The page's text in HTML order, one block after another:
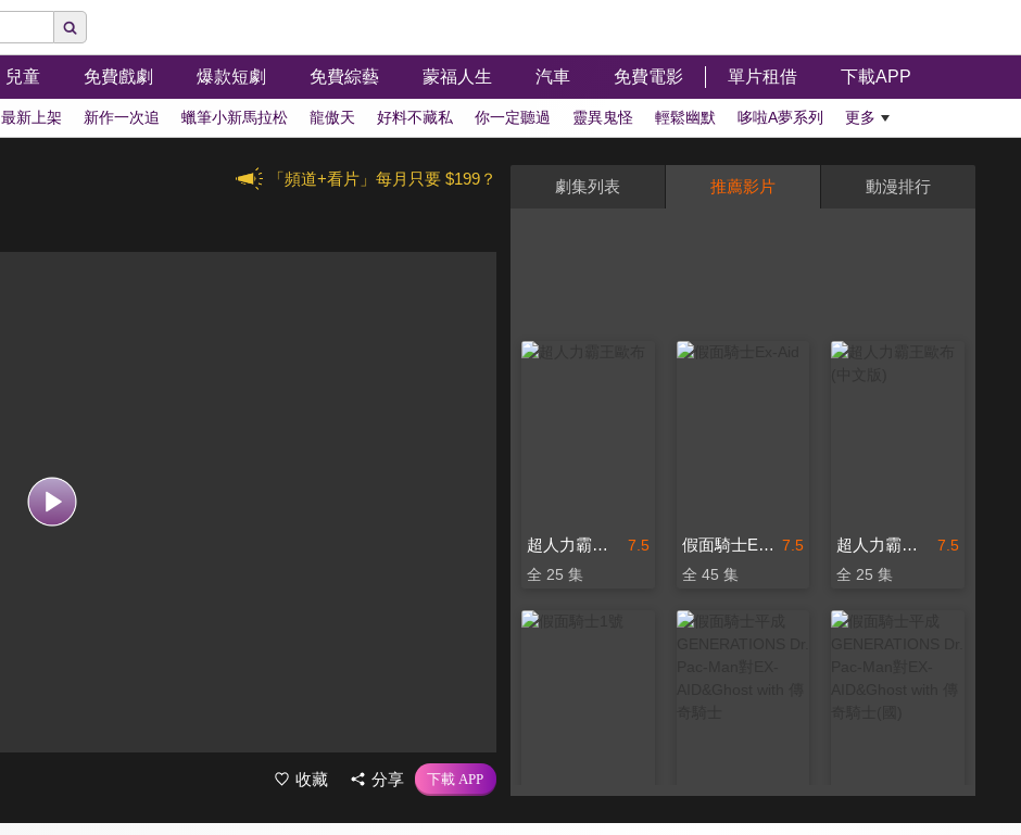
兒童 免費戲劇 爆款短劇 免費綜藝 蒙福人生 汽車 免費電影 單片租借 下載APP
最新上架 新作一次追 蠟筆小新馬拉松 龍傲天 好料不藏私 你一定聽過 靈異鬼怪 輕鬆幽默 哆啦A夢系列 更多
「頻道+看片」每月只要 $199？
收藏 分享
劇集列表 推薦影片 動漫排行
7.5
超人力霸王歐布
全 25 集
7.5
假面騎士Ex-Aid
全 45 集
7.5
超人力霸王歐布(中文版)
全 25 集